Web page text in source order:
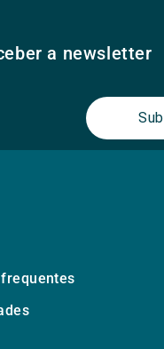
a newsletter